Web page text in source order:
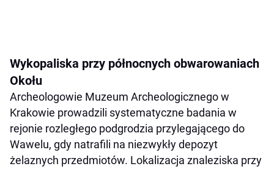
Wykopaliska przy północnych obwarowaniach
Okołu
Archeologowie Muzeum Archeologicznego w
Krakowie prowadzili systematyczne badania w
rejonie rozległego podgrodzia przylegającego do
Wawelu, gdy natrafili na niezwykły depozyt
żelaznych przedmiotów. Lokalizacja znaleziska przy